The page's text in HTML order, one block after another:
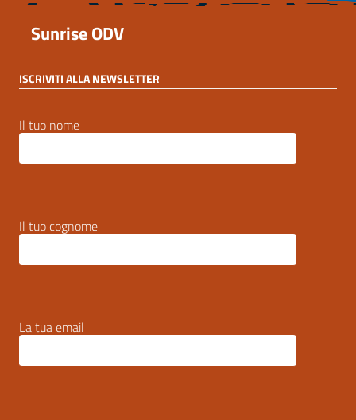
Sunrise ODV
ISCRIVITI ALLA NEWSLETTER
Il tuo nome
Il tuo cognome
La tua email